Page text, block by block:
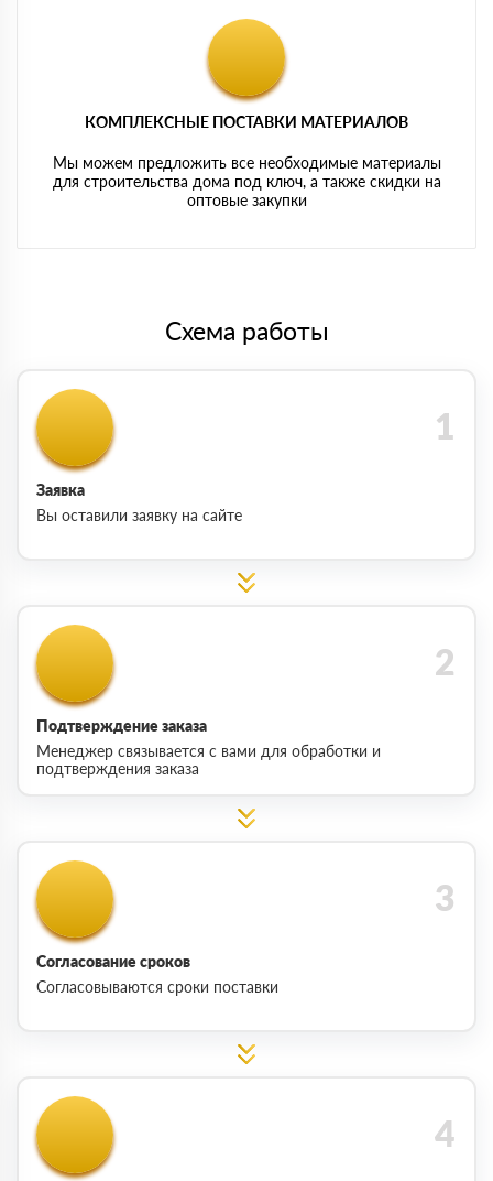
КОМПЛЕКСНЫЕ ПОСТАВКИ МАТЕРИАЛОВ
Мы можем предложить все необходимые материалы
для строительства дома под ключ, а также скидки на
оптовые закупки
Схема работы
Заявка
Вы оставили заявку на сайте
Подтверждение заказа
Менеджер связывается с вами для обработки и
подтверждения заказа
Согласование сроков
Согласовываются сроки поставки